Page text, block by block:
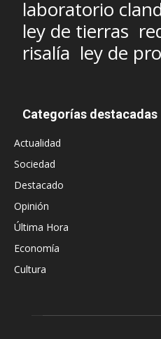
laboratorio
ley de tierras
risalía ley de
Categorías destacadas
Actualidad
Sociedad
Destacado
Opinión
Última Hora
Economía
Cultura